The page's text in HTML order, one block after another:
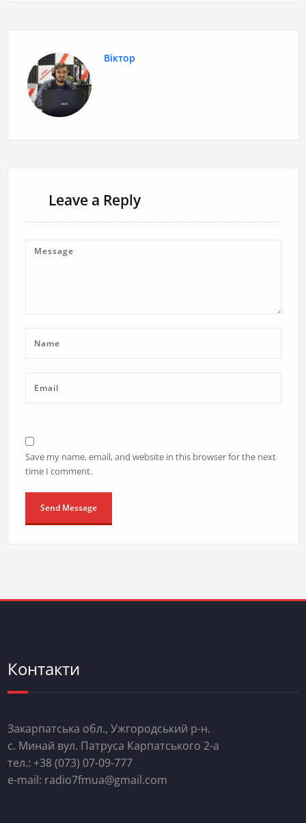
Віктор
Leave a Reply
Save my name, email, and website in this browser for the next
time I comment.
Контакти
Закарпатська обл., Ужгородський р-н.
с. Минай вул. Патруса Карпатського 2-а
тел.: +38 (073) 07-09-777
e-mail: radio7fmua@gmail.com